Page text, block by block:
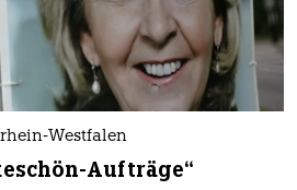
Westfalen
Aufträge“